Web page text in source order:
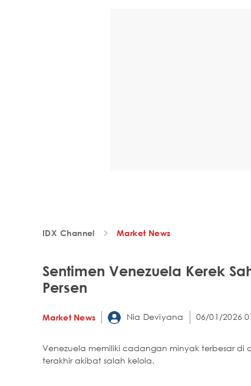
IDX Channel Market News
Sentimen Venezuela Kerek
Persen
Market News Nia Deviyana 06/01/2026
Venezuela memiliki cadangan minyak terbesar
terakhir akibat salah kelola.